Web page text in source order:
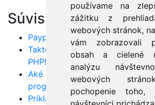
používame na
zážitku z
webových stránok,
vám zobrazovali
obsah a cielené
analýzu
webových
pochopenie toho,
Súvisiace články:
Paypal ako platobná brána pre
Takto si vytvoríte prvú web
PHP!
Aké sú najčastejšie chyby
programátorov?
Príklady otázok zo skúšky